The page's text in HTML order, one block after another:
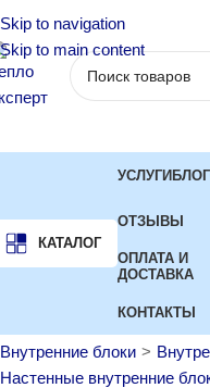
Skip to navigation
Skip to main content
КАТАЛОГ
УСЛУГИБЛОГ
ОТЗЫВЫ
ОПЛАТА И
ДОСТАВКА
КОНТАКТЫ
Внутренние блоки
Настенные внутренние